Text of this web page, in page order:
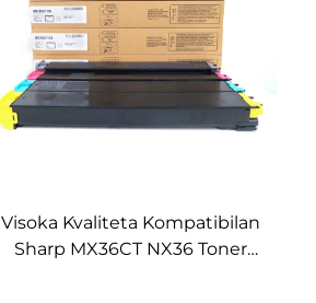
Visoka Kvaliteta Kompatibilan
Sharp MX36CT NX36 Toner